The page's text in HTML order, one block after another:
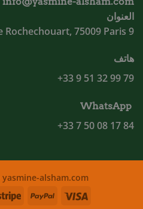
العنوان
9 Blvd de Rochechouart, 75009 Paris
هاتف
79 99 32 51 9 33+
84 17 08 50 7 33+
yasmine-alsham.com
Visa
PayPal